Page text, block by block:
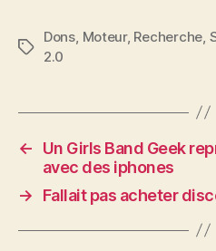
Étiquettes
Dons Moteur, Recherche
2.0
←
Un Girls Band Geek
avec des iphones
→
Fallait pas acheter